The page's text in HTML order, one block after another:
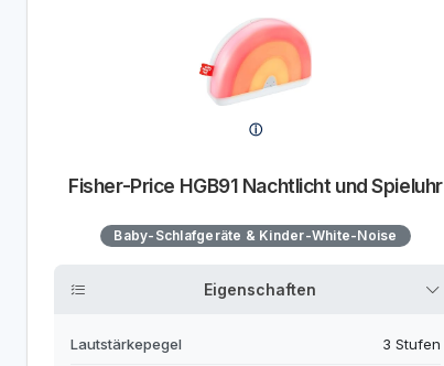
Fisher-Price HGB91 Nachtlicht und Spieluhr
Baby-Schlafgeräte & Kinder-White-Noise
Eigenschaften
Lautstärkepegel 3 Stufen